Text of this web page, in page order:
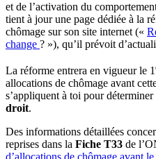
et de l’activation du
tient à jour une page dédiée à la
chômage sur son site internet («
change ? »), qu’il prévoit
La réforme entrera en vigueur le 1
allocations de chômage avant
s’appliquent à toi pour déterminer
droit.
Des informations détaillées
reprises dans la Fiche T33 de